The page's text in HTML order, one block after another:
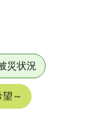
災状況
～